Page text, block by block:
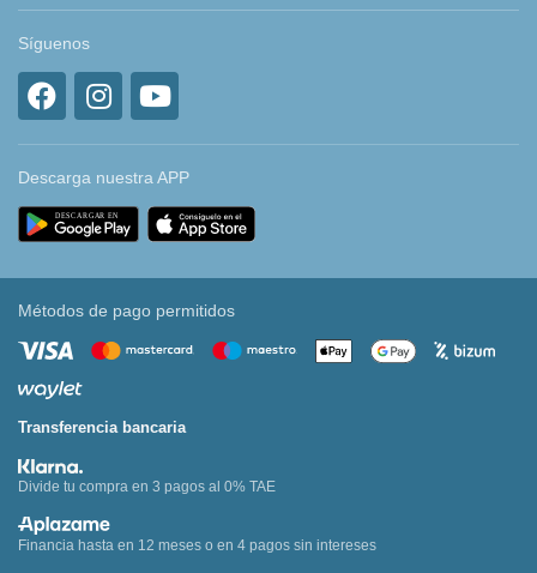
Síguenos
Descarga nuestra APP
Métodos de pago permitidos
Transferencia bancaria
Divide tu compra en 3 pagos al 0% TAE
Financia hasta en 12 meses o en 4 pagos sin intereses